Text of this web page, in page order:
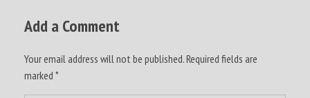
Add a Comment
Your email address will not be published. Required fields are
marked *